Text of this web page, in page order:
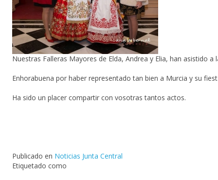
Nuestras Falleras Mayores de Elda, Andrea y Elia, han asistido
Enhorabuena por haber representado tan bien a Murcia y su
Ha sido un placer compartir con vosotras tantos actos.
Publicado en Noticias Junta Central
Etiquetado como